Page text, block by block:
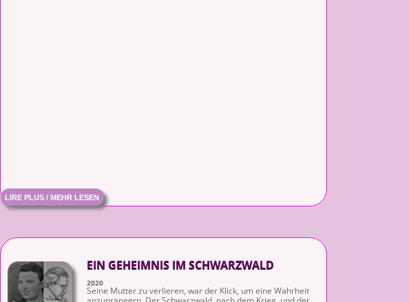
LIRE PLUS / MEHR LESEN
EIN GEHEIMNIS IM SCHWARZWALD
2020
Seine Mutter zu verlieren, war der Klick, um eine Wahrheit